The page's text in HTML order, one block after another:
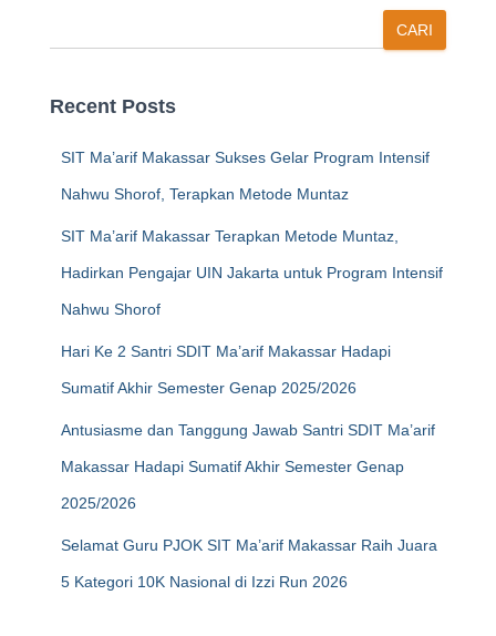
CARI
Recent Posts
SIT Ma’arif Makassar Sukses Gelar Program Intensif
Nahwu Shorof, Terapkan Metode Muntaz
SIT Ma’arif Makassar Terapkan Metode Muntaz,
Hadirkan Pengajar UIN Jakarta untuk Program Intensif
Nahwu Shorof
Hari Ke 2 Santri SDIT Ma’arif Makassar Hadapi
Sumatif Akhir Semester Genap 2025/2026
Antusiasme dan Tanggung Jawab Santri SDIT Ma’arif
Makassar Hadapi Sumatif Akhir Semester Genap
2025/2026
Selamat Guru PJOK SIT Ma’arif Makassar Raih Juara
5 Kategori 10K Nasional di Izzi Run 2026